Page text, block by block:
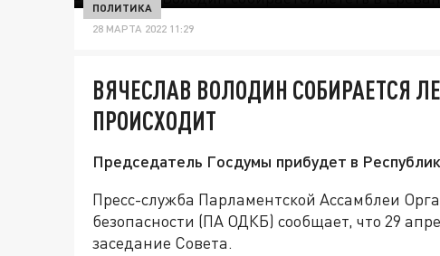
ПОЛИТИКА
28 МАРТА 2022 11:29
ВЯЧЕСЛАВ ВОЛОДИН СОБИРАЕТСЯ
ПРОИСХОДИТ
Председатель Госдумы прибудет в
Пресс-служба Парламентской Ассамблеи
безопасности (ПА ОДКБ) сообщает, что 29
заседание Совета.